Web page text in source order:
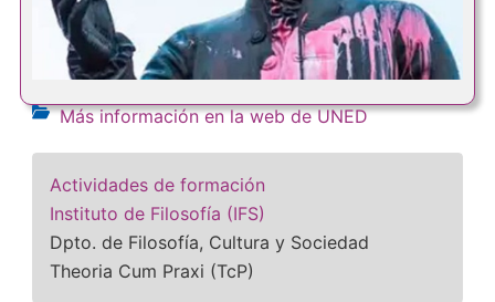
Más información en la web de UNED
Actividades de formación
Instituto de Filosofía (IFS)
Dpto. de Filosofía, Cultura y Sociedad
Theoria Cum Praxi (TcP)